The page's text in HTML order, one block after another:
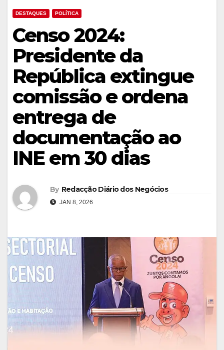
DESTAQUES POLÍTICA
Censo 2024:
Presidente da
República extingue
comissão e ordena
entrega de
documentação ao
INE em 30 dias
By Redacção Diário dos Negócios
JAN 8, 2026